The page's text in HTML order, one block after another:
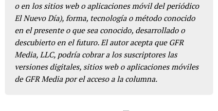
o en los sitios web o aplicaciones móvil del periódico
El Nuevo Día), forma, tecnología o método conocido
en el presente o que sea conocido, desarrollado o
descubierto en el futuro. El autor acepta que GFR
Media, LLC, podría cobrar a los suscriptores las
versiones digitales, sitios web o aplicaciones móviles
de GFR Media por el acceso a la columna.